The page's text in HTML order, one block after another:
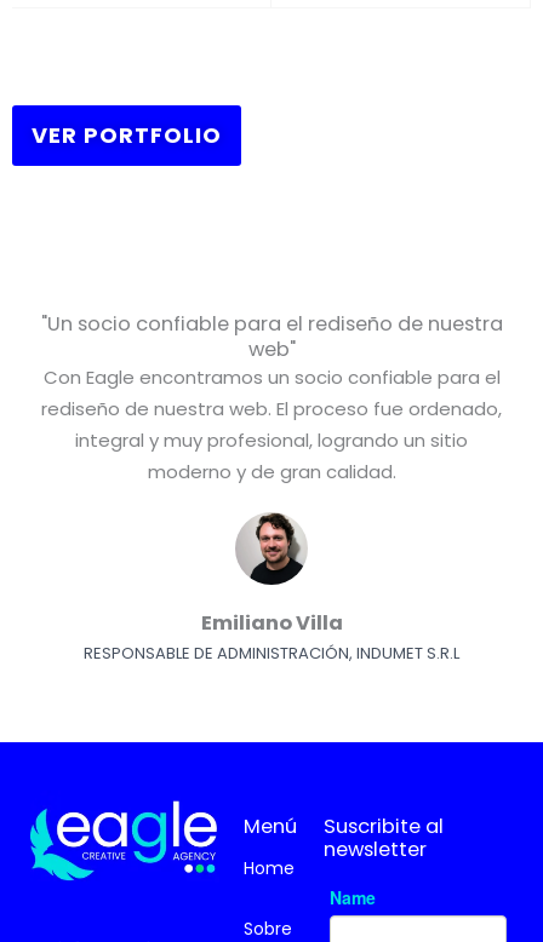
VER PORTFOLIO
"Un socio confiable para el rediseño de nuestra
web"
Con Eagle encontramos un socio confiable para el
rediseño de nuestra web. El proceso fue ordenado,
integral y muy profesional, logrando un sitio
moderno y de gran calidad.
Emiliano Villa
RESPONSABLE DE ADMINISTRACIÓN, INDUMET S.R.L
Menú
Home
Sobre
Suscribite al
newsletter